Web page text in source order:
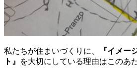
私たちが住まいづくりに、 『イメー
ト』
を大切にしている理由はこのあ